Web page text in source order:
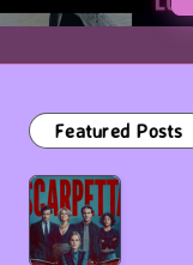
Featured Posts